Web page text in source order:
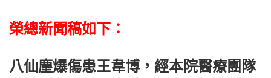
榮總新聞稿如下：
八仙塵爆傷患王韋博，經本院醫療團隊